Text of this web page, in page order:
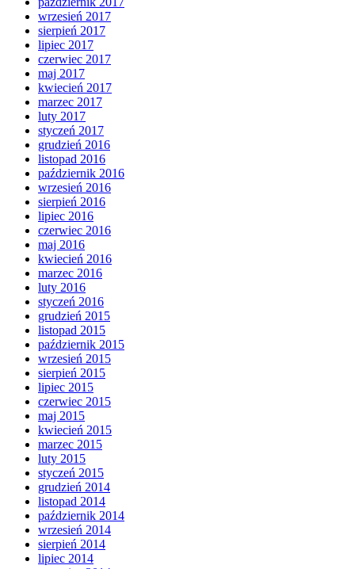
wrzesień 2017
sierpień 2017
lipiec 2017
czerwiec 2017
maj 2017
kwiecień 2017
marzec 2017
luty 2017
styczeń 2017
grudzień 2016
listopad 2016
październik 2016
wrzesień 2016
sierpień 2016
lipiec 2016
czerwiec 2016
maj 2016
kwiecień 2016
marzec 2016
luty 2016
styczeń 2016
grudzień 2015
listopad 2015
październik 2015
wrzesień 2015
sierpień 2015
lipiec 2015
czerwiec 2015
maj 2015
kwiecień 2015
marzec 2015
luty 2015
styczeń 2015
grudzień 2014
listopad 2014
październik 2014
wrzesień 2014
sierpień 2014
lipiec 2014